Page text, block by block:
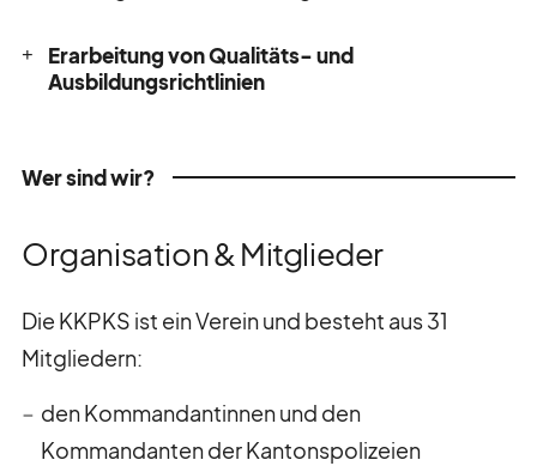
Erarbeitung von Qualitäts- und
Ausbildungsrichtlinien
Wer sind wir?
Organisation & Mitglieder
Die KKPKS ist ein Verein und besteht aus 31
Mitgliedern:
den Kommandantinnen und den
Kommandanten der Kantonspolizeien